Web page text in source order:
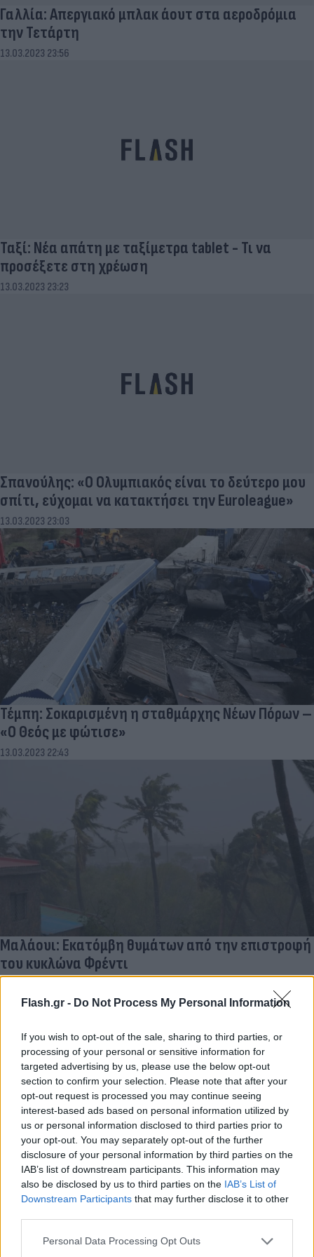
Flash.gr - Do Not Process My Personal Information
If you wish to opt-out of the sale, sharing to third parties, or
processing of your personal or sensitive information for
targeted advertising by us, please use the below opt-out
section to confirm your selection. Please note that after your
opt-out request is processed you may continue seeing
interest-based ads based on personal information utilized by
us or personal information disclosed to third parties prior to
your opt-out. You may separately opt-out of the further
disclosure of your personal information by third parties on the
IAB’s list of downstream participants. This information may
also be disclosed by us to third parties on the IAB’s List of
Downstream Participants that may further disclose it to other
Please note that this website/app uses one or more Google
Personal Data Processing Opt Outs
Γαλλία: Απεργιακό μπλακ άουτ στα αεροδρόμια
την Τετάρτη
13.03.2023 23:56
Ταξί: Νέα απάτη με ταξίμετρα tablet - Τι να
προσέξετε στη χρέωση
13.03.2023 23:23
Σπανούλης: «Ο Ολυμπιακός είναι το δεύτερο μου
σπίτι, εύχομαι να κατακτήσει την Euroleague»
13.03.2023 23:03
Τέμπη: Σοκαρισμένη η σταθμάρχης Νέων Πόρων –
«Ο Θεός με φώτισε»
13.03.2023 22:43
Μαλάουι: Εκατόμβη θυμάτων από την επιστροφή
του κυκλώνα Φρέντι
Hellenic Train: Με λεωφορεία τα δρομολόγια για
«ορισμένες διαδρομές»